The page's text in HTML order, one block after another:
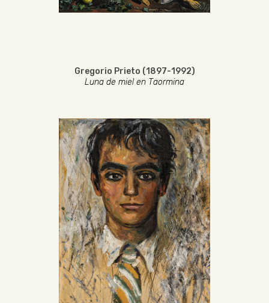
Gregorio Prieto (1897-1992)
Luna de miel en Taormina